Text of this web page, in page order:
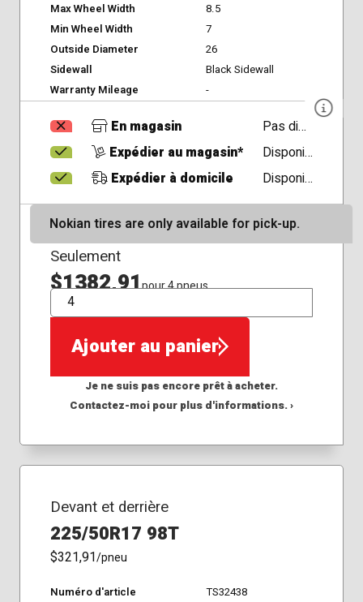
Max Wheel Width
8.5
Min Wheel Width
7
Outside Diameter
26
Sidewall
Black Sidewall
Warranty Mileage
-
En magasin
Pas disponible
Expédier au magasin*
Disponible
Expédier à domicile
Disponible
Nokian tires are only available for pick-up.
Seulement
$1382,91pour 4 pneus
QTÉ
Ajouter au panier
Je ne suis pas encore prêt à acheter.
Contactez-moi pour plus d'informations. ›
Devant et derrière
225/50R17 98T
$321,91/pneu
Numéro d'article
TS32438